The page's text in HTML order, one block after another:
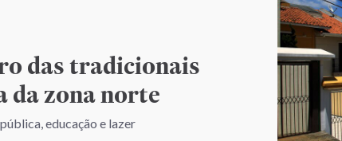
das tradicionais
da zona norte
educação e lazer